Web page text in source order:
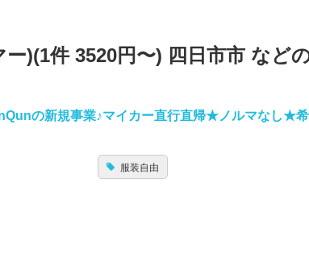
件 3520円〜) 四日市市 など
の新規事業♪マイカー直行直帰★ノルマなし★
服装自由